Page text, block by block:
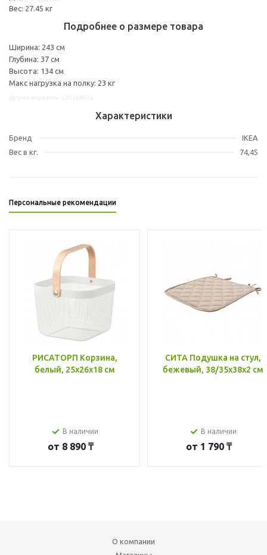
Вес: 27.45 кг
Подробнее о размере товара
Ширина: 243 см
Глубина: 37 см
Высота: 134 см
Макс нагрузка на полку: 23 кг
Характеристики
Бренд
IKEA
Вес в кг.
74,45
Персональные рекомендации
РИСАТОРП Корзина,
белый, 25x26x18 см
В наличии
от 8 890 ₸
СИТА Подушка на стул,
бежевый, 38/35x38x2 см
В наличии
от 1 790 ₸
О компании